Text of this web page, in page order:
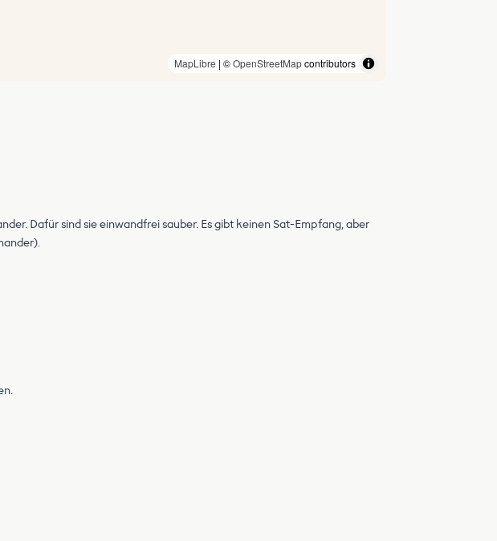
MapLibre | ©OpenStreetMapcontributors
Dafür sind sie einwandfrei sauber. Es gibt keinen Sat-Empfang, aber